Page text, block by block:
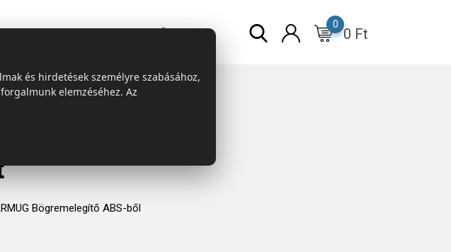
Tech = Kedvező ár ESG 0 Ft
0
Bögremelegítő ABS-ből
és hirdetések személyre szabásához,
elemzéséhez. Az